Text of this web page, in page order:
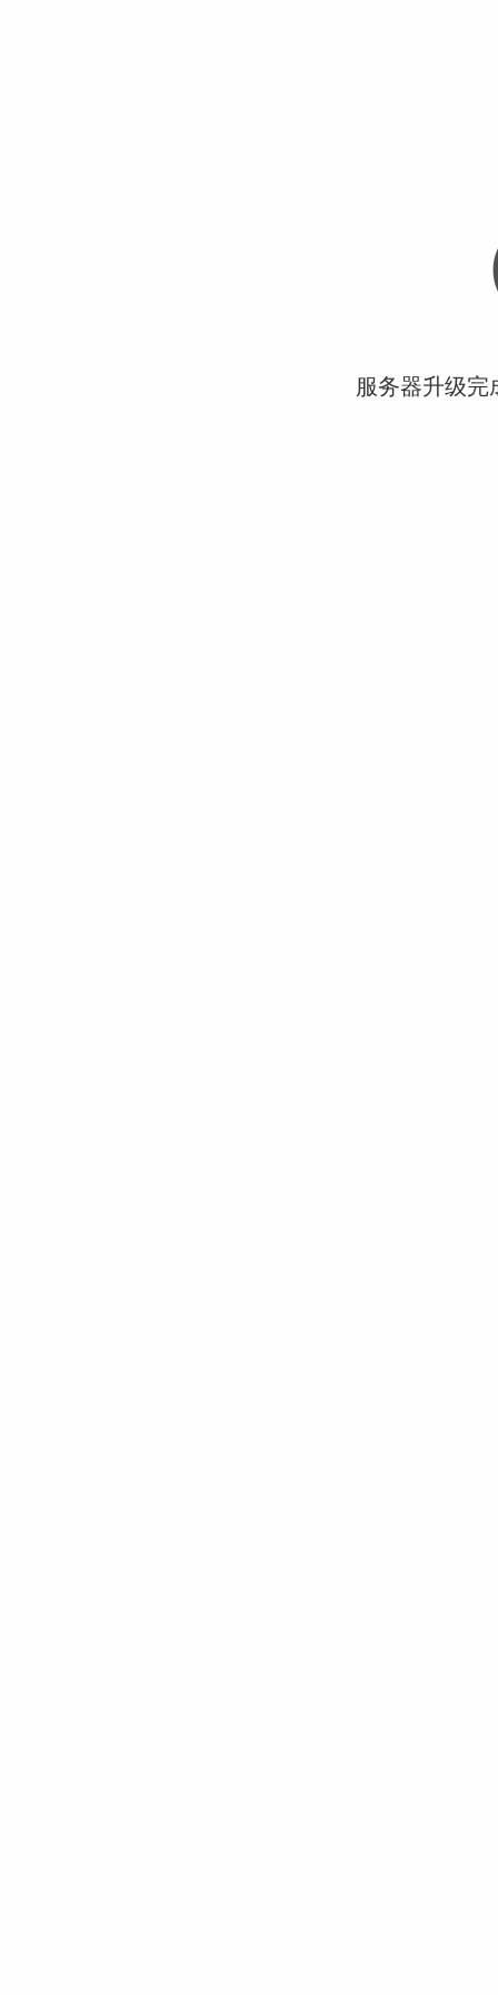
服务器升级完